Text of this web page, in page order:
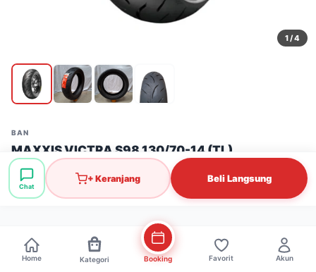
1/ 4
BAN
MAXXIS VICTRA S98 130/70-14 (TL)
Stok: 1 pcs
Rp490.000
Chat
+ Keranjang Beli Langsung
Home Kategori Booking Favorit Akun